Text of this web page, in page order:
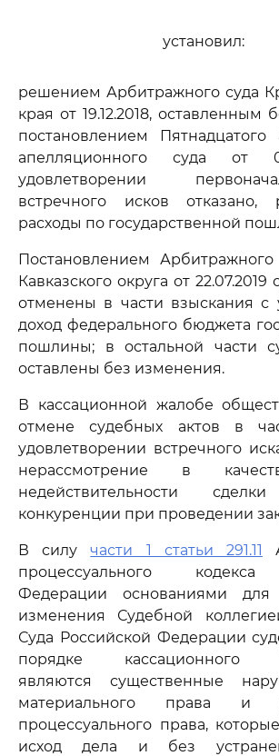
установил:
решением Арбитражного суда
края от 19.12.2018, оставленным
постановлением Пятнадцатого
апелляционного суда от
удовлетворении
встречного исков отказано,
расходы по государственной
Постановлением
Кавказского округа от
отменены в части взыскания с
доход федерального бюджета
пошлины; в остальной части
оставлены без изменения.
В кассационной жалобе
отмене судебных актов в
удовлетворении встречного
нерассмотрение в
недействительности
конкуренции при проведении
В силучасти 1 статьи 291.11
процессуального кодекса
Федерации основаниями
изменения Судебной
Суда Российской Федерации
порядке кассационного
являются существенные
материального права и
процессуального права,
исход дела и без